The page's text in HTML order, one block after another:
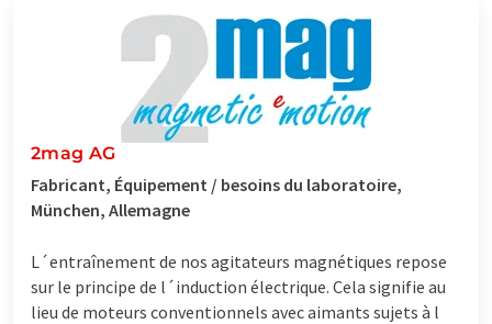
2mag AG
Fabricant, Équipement / besoins du laboratoire,
München, Allemagne
L´entraînement de nos agitateurs magnétiques repose
sur le principe de l´induction électrique. Cela signifie au
lieu de moteurs conventionnels avec aimants sujets à l